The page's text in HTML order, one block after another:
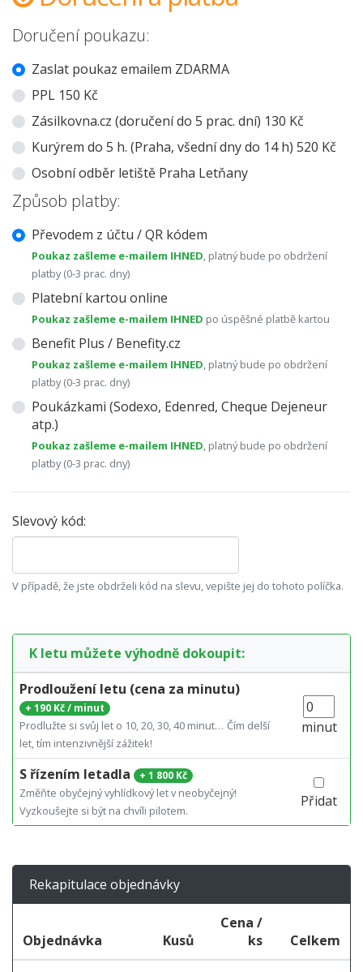
Doručení poukazu:
Zaslat poukaz emailem ZDARMA
PPL 150 Kč
Zásilkovna.cz (doručení do 5 prac. dní) 130 Kč
Kurýrem do 5 h. (Praha, všední dny do 14 h) 520 Kč
Osobní odběr letiště Praha Letňany
Způsob platby:
Převodem z účtu / QR kódem
Poukaz zašleme e-mailem IHNED, platný bude po obdržení
platby (0-3 prac. dny)
Platební kartou online
Poukaz zašleme e-mailem IHNED po úspěšné platbě kartou
Benefit Plus / Benefity.cz
Poukaz zašleme e-mailem IHNED, platný bude po obdržení
platby (0-3 prac. dny)
Poukázkami (Sodexo, Edenred, Cheque Dejeneur
atp.)
Poukaz zašleme e-mailem IHNED, platný bude po obdržení
platby (0-3 prac. dny)
Slevový kód:
V případě, že jste obdrželi kód na slevu, vepište jej do tohoto políčka.
K letu můžete výhodně dokoupit:
Prodloužení letu (cena za minutu)
+190 Kč / minut
Prodlužte si svůj let o 10, 20, 30, 40 minut… Čím delší
let, tím intenzivnější zážitek!
minut
S řízením letadla +1 800 Kč
Změňte obyčejný vyhlídkový let v neobyčejný!
Vyzkoušejte si být na chvíli pilotem.
Přidat
Rekapitulace objednávky
Objednávka Kusů
Cena /
ks
Celkem